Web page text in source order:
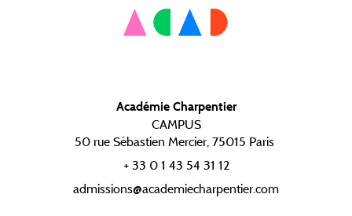
Académie Charpentier
CAMPUS
50 rue Sébastien Mercier, 75015 Paris
+ 33 0 1 43 54 31 12
admissions@academiecharpentier.com